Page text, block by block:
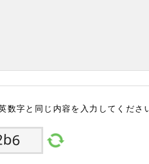
数字と同じ内容を入力してくださ